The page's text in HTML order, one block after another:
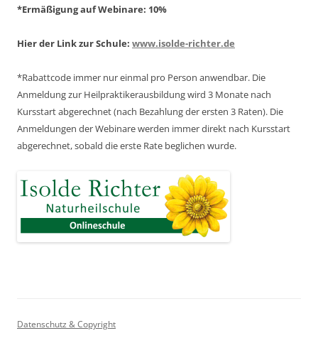
*Ermäßigung auf Webinare: 10%
Hier der Link zur Schule: www.isolde-richter.de
*Rabattcode immer nur einmal pro Person anwendbar. Die
Anmeldung zur Heilpraktikerausbildung wird 3 Monate nach
Kursstart abgerechnet(nach Bezahlung der ersten 3 Raten). Die
Anmeldungen der Webinare werden immer direkt nach Kursstart
abgerechnet,sobald die erste Rate beglichen wurde.
Datenschutz & Copyright